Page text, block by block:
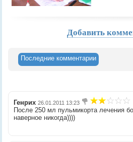
Добавить
Последние комментарии
Генрих 26.01.2011 13:23
После 250 мл пульмикорта лечения
наверное никогда))))